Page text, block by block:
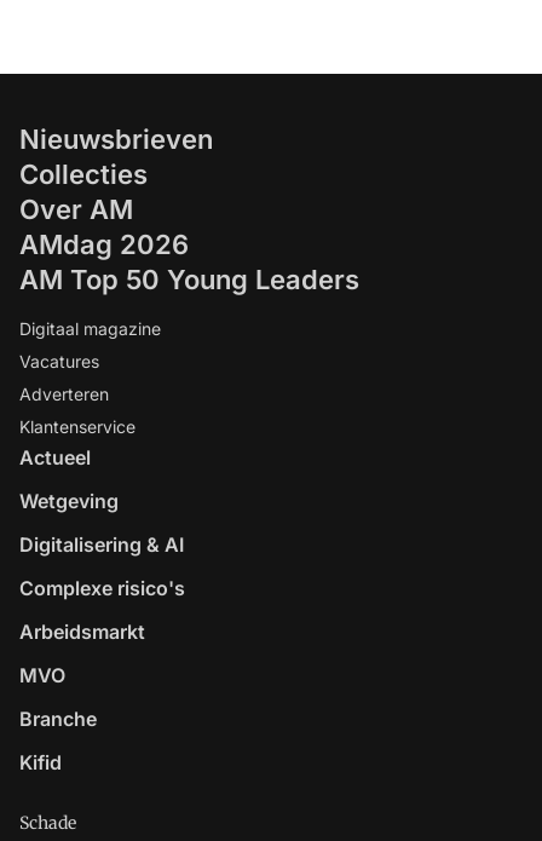
Nieuwsbrieven
Collecties
Over AM
AMdag 2026
AM Top 50 Young Leaders
Digitaal magazine
Vacatures
Adverteren
Klantenservice
Actueel
Wetgeving
Digitalisering & AI
Complexe risico's
Arbeidsmarkt
MVO
Branche
Kifid
Schade